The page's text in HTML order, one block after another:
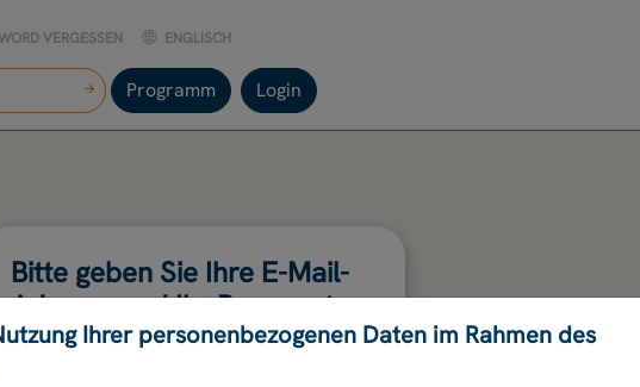
VERGESSEN ENGLISCH
Programm Login
Bitte geben Sie Ihre E-Mail-
Adresse und Ihr Passwort
an.
Ihrer personenbezogenen Daten im Rahmen des